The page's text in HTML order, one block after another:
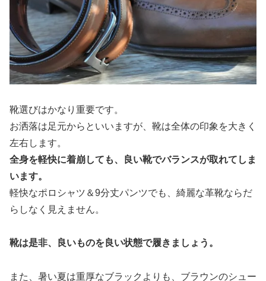
靴選びはかなり重要です。
お洒落は足元からといいますが、靴は全体の印象を大きく
左右します。
全身を軽快に着崩しても、良い靴でバランスが取れてしま
います。
軽快なポロシャツ＆9分丈パンツでも、綺麗な革靴ならだ
らしなく見えません。
靴は是非、良いものを良い状態で履きましょう。
また、暑い夏は重厚なブラックよりも、ブラウンのシュー